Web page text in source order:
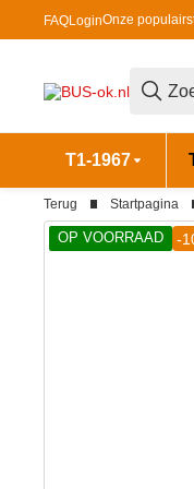
FAQLoginOnze
T1-1967
Terug Startpagina
OP VOORRAAD -